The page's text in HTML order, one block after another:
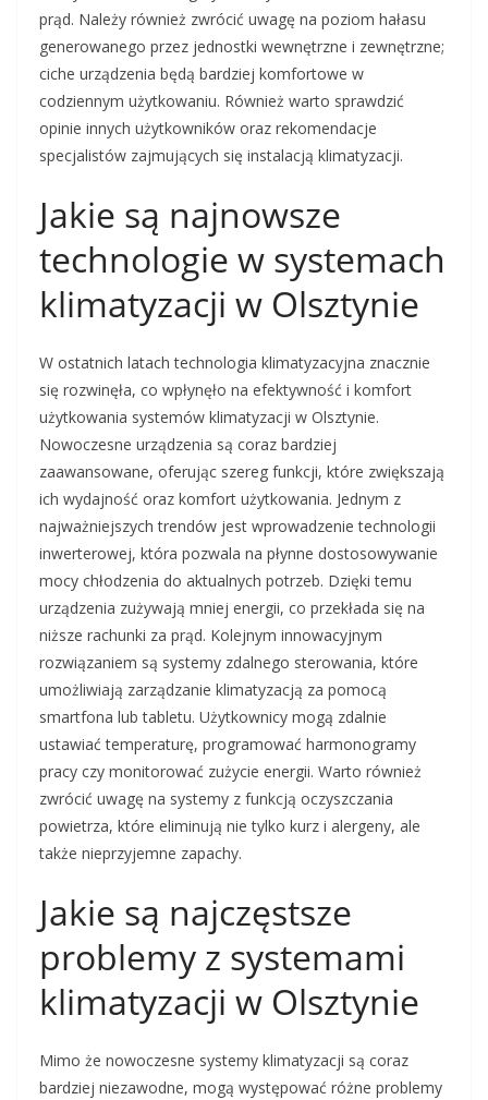
prąd. Należy również zwrócić uwagę na poziom hałasu
generowanego przez jednostki wewnętrzne i zewnętrzne;
ciche urządzenia będą bardziej komfortowe w
codziennym użytkowaniu. Również warto sprawdzić
opinie innych użytkowników oraz rekomendacje
specjalistów zajmujących się instalacją klimatyzacji.
Jakie są najnowsze
technologie w systemach
klimatyzacji w Olsztynie
W ostatnich latach technologia klimatyzacyjna znacznie
się rozwinęła, co wpłynęło na efektywność i komfort
użytkowania systemów klimatyzacji w Olsztynie.
Nowoczesne urządzenia są coraz bardziej
zaawansowane, oferując szereg funkcji, które zwiększają
ich wydajność oraz komfort użytkowania. Jednym z
najważniejszych trendów jest wprowadzenie technologii
inwerterowej, która pozwala na płynne dostosowywanie
mocy chłodzenia do aktualnych potrzeb. Dzięki temu
urządzenia zużywają mniej energii, co przekłada się na
niższe rachunki za prąd. Kolejnym innowacyjnym
rozwiązaniem są systemy zdalnego sterowania, które
umożliwiają zarządzanie klimatyzacją za pomocą
smartfona lub tabletu. Użytkownicy mogą zdalnie
ustawiać temperaturę, programować harmonogramy
pracy czy monitorować zużycie energii. Warto również
zwrócić uwagę na systemy z funkcją oczyszczania
powietrza, które eliminują nie tylko kurz i alergeny, ale
także nieprzyjemne zapachy.
Jakie są najczęstsze
problemy z systemami
klimatyzacji w Olsztynie
Mimo że nowoczesne systemy klimatyzacji są coraz
bardziej niezawodne, mogą występować różne problemy